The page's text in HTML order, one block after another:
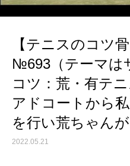
【テニスのコツ
№693（テーマは
コツ：荒・有テ
アドコートから
を行い荒ちゃんが
2022.05.21